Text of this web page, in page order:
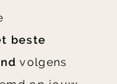
beste
volgens